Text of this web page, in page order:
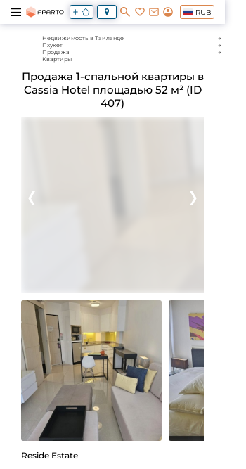
RUB
Недвижимость в Таиланде
Пхукет
Продажа
Квартиры
Продажа 1-спальной квартиры в
Cassia Hotel площадью 52 м² (ID
407)
Reside Estate